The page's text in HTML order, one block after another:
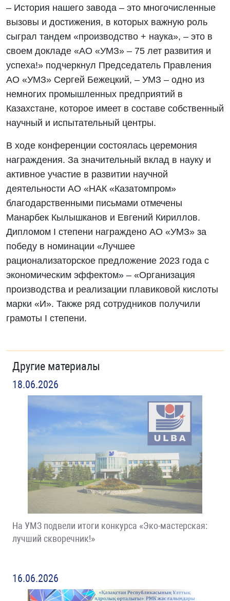
– История нашего завода – это многочисленные
вызовы и достижения, в которых важную роль
сыграл тандем «производство + наука», – это в
своем докладе «АО «УМЗ» – 75 лет развития и
успеха!» подчеркнул Председатель Правления
АО «УМЗ» Сергей Бежецкий, – УМЗ – одно из
немногих промышленных предприятий в
Казахстане, которое имеет в составе собственный
научный и испытательный центры.
В ходе конференции состоялась церемония
награждения. За значительный вклад в науку и
активное участие в развитии научной
деятельности АО «НАК «Казатомпром»
благодарственными письмами отмечены
Манарбек Кылышканов и Евгений Кириллов.
Дипломом I степени награждено АО «УМЗ» за
победу в номинации «Лучшее
рационализаторское предложение 2023 года с
экономическим эффектом» – «Организация
производства и реализации плавиковой кислоты
марки «И». Также ряд сотрудников получили
грамоты I степени.
Другие материалы
18.06.2026
На УМЗ подвели итоги конкурса «Эко-мастерская:
лучший скворечник!»
16.06.2026